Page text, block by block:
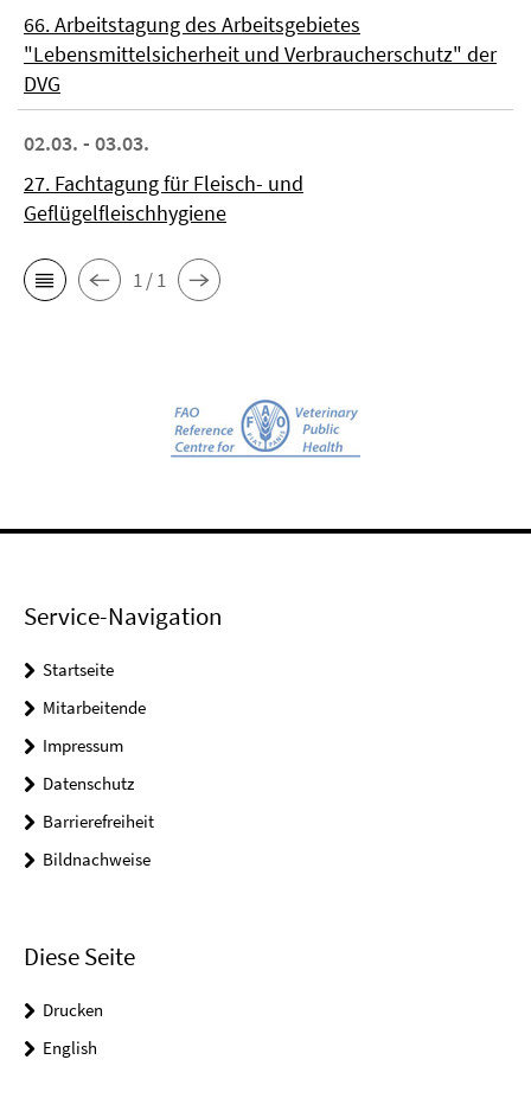
66. Arbeitstagung des Arbeitsgebietes
"Lebensmittelsicherheit und Verbraucherschutz" der
DVG
02.03. - 03.03.
27. Fachtagung für Fleisch- und
Geflügelfleischhygiene
1 / 1
Service-Navigation
Startseite
Mitarbeitende
Impressum
Datenschutz
Barrierefreiheit
Bildnachweise
Diese Seite
Drucken
English